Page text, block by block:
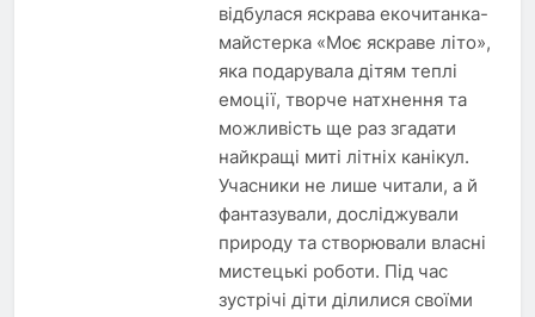
відбулася яскрава екочитанка-
майстерка «Моє яскраве літо»,
яка подарувала дітям теплі
емоції, творче натхнення та
можливість ще раз згадати
найкращі миті літніх канікул.
Учасники не лише читали, а й
фантазували, досліджували
природу та створювали власні
мистецькі роботи. Під час
зустрічі діти ділилися своїми